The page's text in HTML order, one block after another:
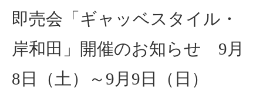
即売会「ギャッベスタイル・
岸和田」開催のお知らせ 9月
8日（土）～9月9日（日）